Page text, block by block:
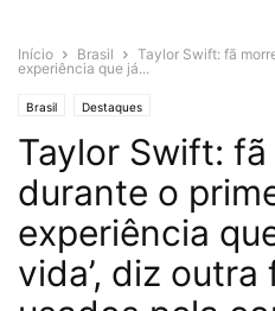
Início Brasil
Taylor Swift: fã
experiência que já...
Brasil Destaques
Taylor Swift:
durante o
experiência
vida’, diz